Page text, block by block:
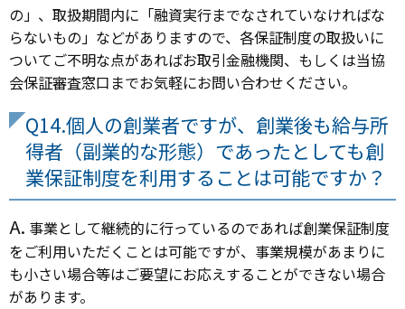
の」、取扱期間内に「融資実行までなされていなければな
らないもの」などがありますので、各保証制度の取扱いに
ついてご不明な点があればお取引金融機関、もしくは当協
会保証審査窓口までお気軽にお問い合わせください。
Q14.個人の創業者ですが、創業後も給与所
得者（副業的な形態）であったとしても創
業保証制度を利用することは可能ですか？
A. 事業として継続的に行っているのであれば創業保証制度
をご利用いただくことは可能ですが、事業規模があまりに
も小さい場合等はご要望にお応えすることができない場合
があります。